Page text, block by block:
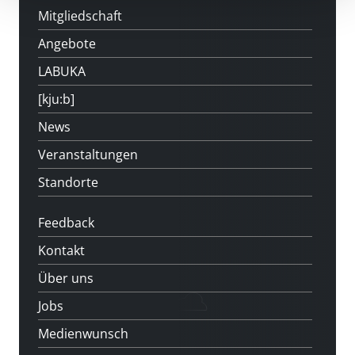
Mitgliedschaft
Angebote
LABUKA
[kju:b]
News
Veranstaltungen
Standorte
Feedback
Kontakt
Über uns
Jobs
Medienwunsch